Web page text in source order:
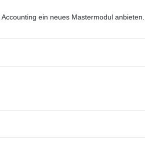
ein neues Mastermodul anbieten.